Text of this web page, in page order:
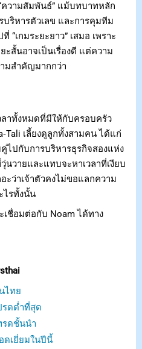
ความสัมพันธ์” แม้บทบาทหลัก
บริหารตัวเลข และการคุมทีม
“เกมระยะยาว” เสมอ เพราะ
ะสั้นอาจเป็นเรื่องดี แต่ความ
มสำคัญมากกว่า
ลาทั้งหมดที่มีให้กับครอบครัว
เลี้ยงดูลูกทั้งสามคน ได้แก่
ไปกับการบริหารธุรกิจสองแห่ง
วายและแทบจะหาเวลาที่เงียบ
ะว่าเจ้าตัวคงไม่ขอแลกความ
ไรทั้งนั้น
ชื่อมต่อกับ Noam ได้ทาง
ไทย
รดต่ำที่สุด
รดชั้นนำ
ดเยี่ยมในปีนี้